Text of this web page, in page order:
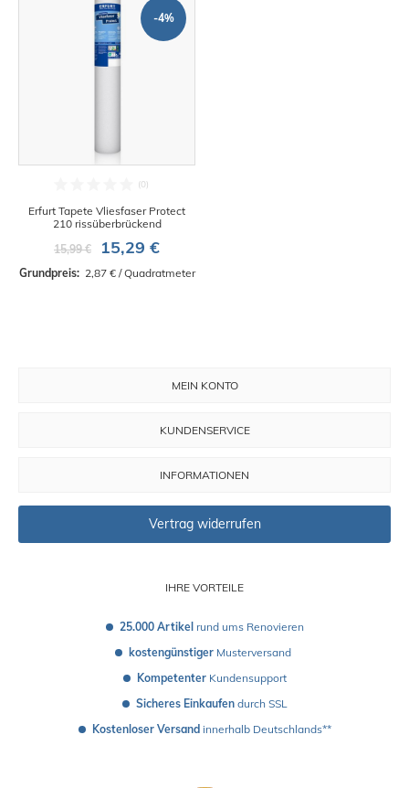
-4%
Erfurt Tapete Vliesfaser Protect
210 rissüberbrückend
15,99 €
15,29 €
Grundpreis: 2,87 € / Quadratmeter
IHRE VORTEILE
25.000 Artikel rund ums Renovieren
kostengünstiger Musterversand
Kompetenter Kundensupport
Sicheres Einkaufen durch SSL
Kostenloser Versand innerhalb Deutschlands**
MEIN KONTO
KUNDENSERVICE
INFORMATIONEN
Vertrag widerrufen